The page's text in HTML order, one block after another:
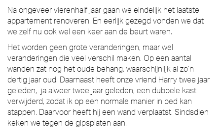
Na ongeveer vierenhalf jaar gaan we eindelijk het laatste
appartement renoveren. En eerlijk gezegd vonden we dat
we zelf nu ook wel een keer aan de beurt waren.
Het worden geen grote veranderingen, maar wel
veranderingen die veel verschil maken. Op een aantal
wanden zat nog het oude behang, waarschijnlijk al zo’n
dertig jaar oud. Daarnaast heeft onze vriend Harry twee jaar
geleden, ja alweer twee jaar geleden, een dubbele kast
verwijderd, zodat ik op een normale manier in bed kan
stappen. Daarvoor heeft hij een wand verplaatst. Sindsdien
keken we tegen de gipsplaten aan.